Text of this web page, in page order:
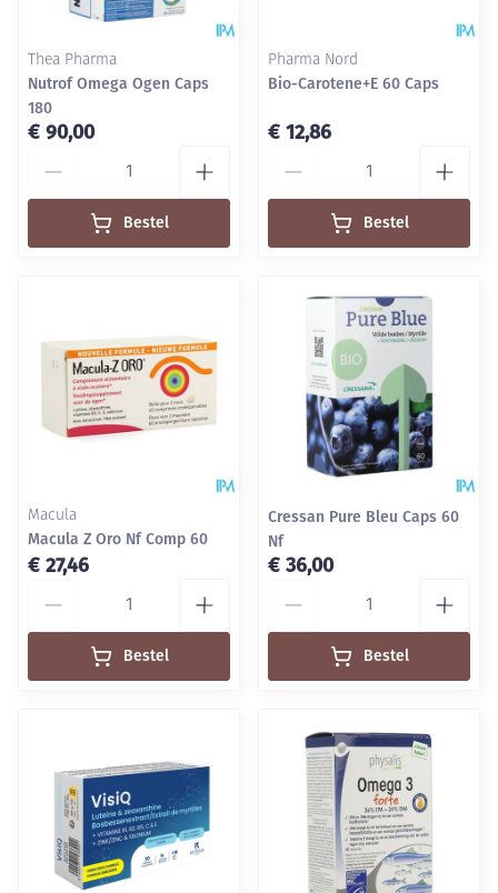
Thea Pharma
Nutrof Omega Ogen Caps
180
€ 90,00
Bestel
Pharma Nord
Bio-Carotene+E 60 Caps
€ 12,86
Bestel
Macula
Macula Z Oro Nf Comp 60
€ 27,46
Bestel
Cressan Pure Bleu Caps 60
Nf
€ 36,00
Bestel